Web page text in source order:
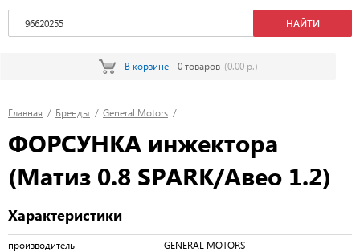
В корзине 0 товаров (0.00 р.)
Главная / Бренды / General Motors /
ФОРСУНКА инжектора
(Матиз 0.8 SPARK/Авео 1.2)
Характеристики
производитель GENERAL MOTORS